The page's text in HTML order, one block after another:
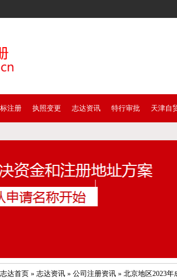
注册 执照变更 志达资讯 特行审批 天津自
志达首页 » 志达资讯 » 公司注册资讯 » 北京地区2023